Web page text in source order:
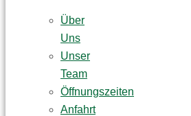
Über
Uns
Unser
Team
Öffnungszeiten
Anfahrt